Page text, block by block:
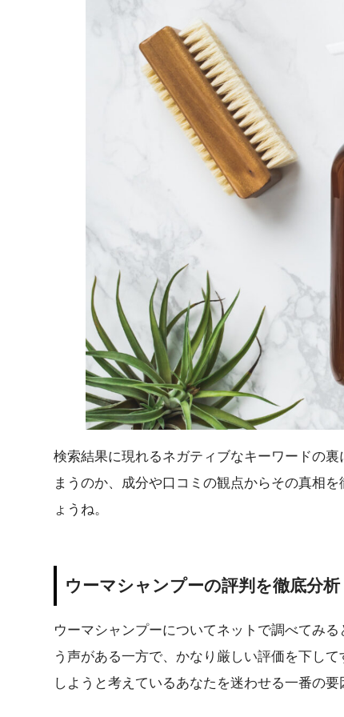
検索結果に現れるネガティブなキーワードの
まうのか、成分や口コミの観点からその真相
ょうね。
ウーマシャンプーの評判を徹底分析
ウーマシャンプーについてネットで調べてみ
う声がある一方で、かなり厳しい評価を下し
しようと考えているあなたを迷わせる一番の要